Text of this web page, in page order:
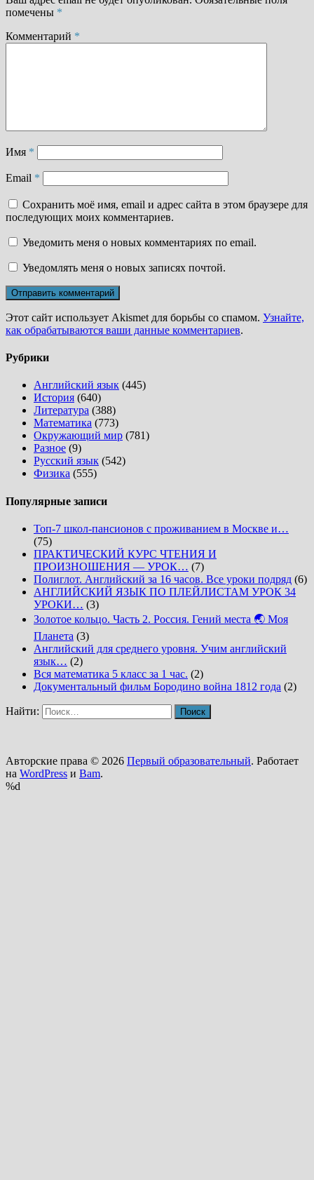
помечены *
Комментарий *
Имя *
Email *
Сохранить моё имя, email и адрес сайта в этом браузере для
последующих моих комментариев.
Уведомить меня о новых комментариях по email.
Уведомлять меня о новых записях почтой.
Этот сайт использует Akismet для борьбы со спамом. Узнайте,
как обрабатываются ваши данные комментариев.
Рубрики
Английский язык (445)
История (640)
Литература (388)
Математика (773)
Окружающий мир (781)
Разное (9)
Русский язык (542)
Физика (555)
Популярные записи
Топ-7 школ-пансионов с проживанием в Москве и…
(75)
ПРАКТИЧЕСКИЙ КУРС ЧТЕНИЯ И
ПРОИЗНОШЕНИЯ — УРОК… (7)
Полиглот. Английский за 16 часов. Все уроки подряд (6)
АНГЛИЙСКИЙ ЯЗЫК ПО ПЛЕЙЛИСТАМ УРОК 34
УРОКИ… (3)
Золотое кольцо. Часть 2. Россия. Гений места 🌏 Моя
Планета (3)
Английский для среднего уровня. Учим английский
язык… (2)
Вся математика 5 класс за 1 час. (2)
Документальный фильм Бородино война 1812 года (2)
Найти:
Авторские права © 2026 Первый образовательный. Работает
на WordPress и Bam.
%d